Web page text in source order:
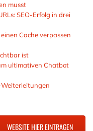
musst
SEO-Erfolg in drei
Cache verpassen
ist
ultimativen Chatbot